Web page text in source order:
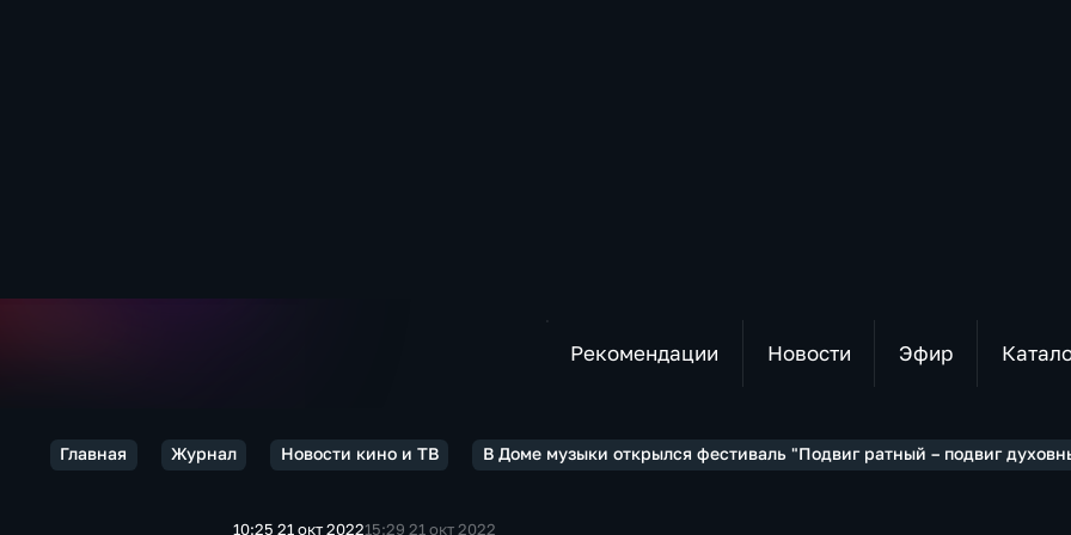
Рекомендации Новости Эфир
Главная Журнал Новости кино и ТВ В Доме музыки открылся фестиваль "Подвиг ратный – подвиг
10:25 21 окт 202215:29 21 окт 2022